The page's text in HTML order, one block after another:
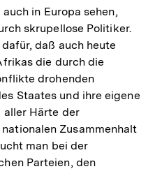
in Europa sehen,
skrupellose Politiker.
daß auch heute
die durch die
drohenden
Staates und ihre eigene
aller Härte der
Zusammenhalt
man bei der
Parteien, den